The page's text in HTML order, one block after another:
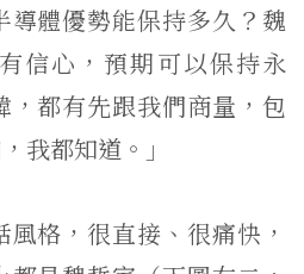
導體優勢能保持多久？魏
信心，預期可以保持永
都有先跟我們商量，包
我都知道。」
格，很直接、很痛快，